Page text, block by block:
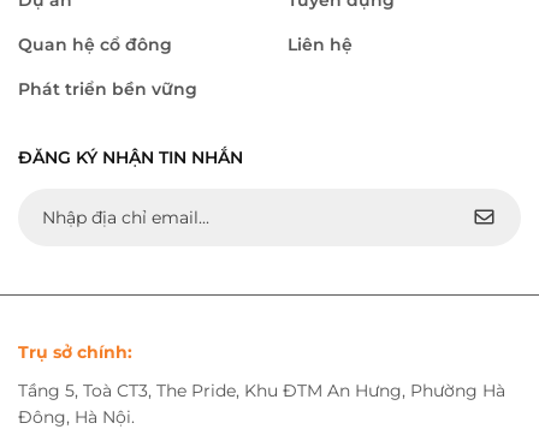
Quan hệ cổ đông
Phát triển bền vững
Liên hệ
ĐĂNG KÝ NHẬN TIN NHẮN
Trụ sở chính:
Tầng 5, Toà CT3, The Pride, Khu ĐTM An Hưng, Phường Hà
Đông, Hà Nội.